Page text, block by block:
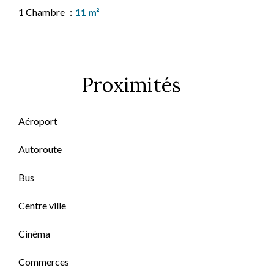
1 Chambre 11 m²
Proximités
Aéroport
Autoroute
Bus
Centre ville
Cinéma
Commerces